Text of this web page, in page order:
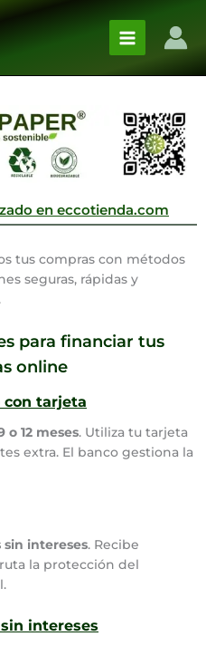
en eccotienda.com
tus compras con métodos
seguras, rápidas y
para financiar tus
online
con tarjeta
o 12 meses. Utiliza tu tarjeta
extra. El banco gestiona la
sin intereses. Recibe
la protección del
intereses